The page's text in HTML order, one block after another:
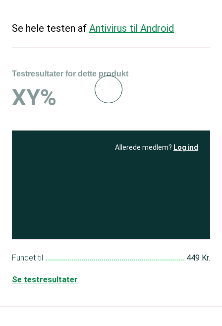
Se hele testen af Antivirus til Android
Testresultater for dette produkt
XY%
Allerede medlem? Log ind
Fundet til 449 Kr.
Se testresultater